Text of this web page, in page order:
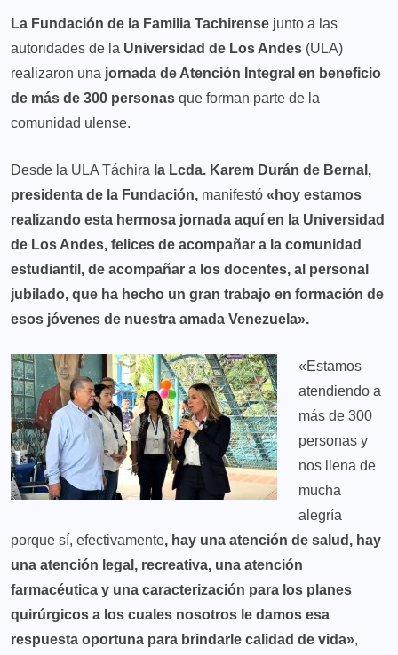
La Fundación de la Familia Tachirense junto a las
autoridades de la Universidad de Los Andes (ULA)
realizaron una jornada de Atención Integral en beneficio
de más de 300 personas que forman parte de la
comunidad ulense.
Desde la ULA Táchira la Lcda. Karem Durán de Bernal,
presidenta de la Fundación, manifestó «hoy estamos
realizando esta hermosa jornada aquí en la Universidad
de Los Andes, felices de acompañar a la comunidad
estudiantil, de acompañar a los docentes, al personal
jubilado, que ha hecho un gran trabajo en formación de
esos jóvenes de nuestra amada Venezuela».
«Estamos
atendiendo a
más de 300
personas y
nos llena de
mucha
alegría
porque sí, efectivamente, hay una atención de salud, hay
una atención legal, recreativa, una atención
farmacéutica y una caracterización para los planes
quirúrgicos a los cuales nosotros le damos esa
respuesta oportuna para brindarle calidad de vida»,